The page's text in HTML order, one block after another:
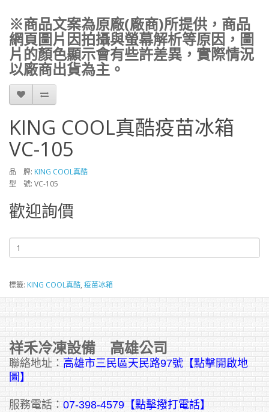
※商品文案為原廠(廠商)所提供，商品
網頁圖片因拍攝與螢幕解析等原因，圖
片的顏色顯示會有些許差異，實際情況
以廠商出貨為主。
KING COOL真酷疫苗冰箱
VC-105
品 牌: KING COOL真酷
型 號: VC-105
歡迎詢價
標籤: KING COOL真酷, 疫苗冰箱
祥禾冷凍設備 高雄公司
聯絡地址： 高雄市三民區天民路97號【點擊開啟地
圖】
服務電話： 07-398-4579【點擊撥打電話】